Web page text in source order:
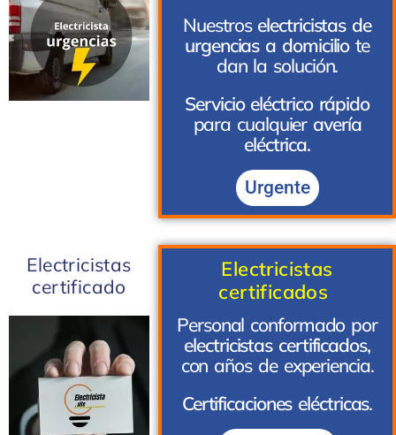
Nuestros electricistas de
urgencias a domiciliote
dan la solución.
Servicio eléctrico rápido
para cualquier avería
eléctrica.
Urgente
Electricistas
certificado
Electricistas
certificados
Personal conformado por
electricistas certificados,
con años de experiencia.
Certificaciones eléctricas.